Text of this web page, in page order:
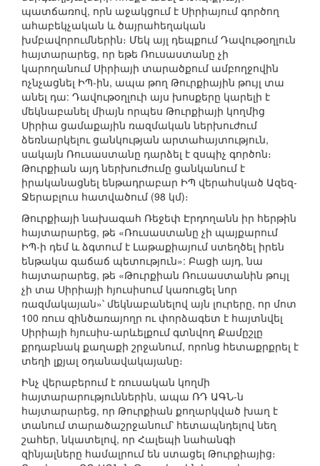
պատճառով, որն աջակցում է Սիրիայում գործող
ահաբեկչական և ծայրահեղական
խմբավորումներին։ Մեկ այլ դեպքում Դավութօղլուն
հայտարարեց, որ եթե Ռուսաստանը չի
կարողանում Սիրիայի տարածքում ամբողջովին
ոչնչացնել ԻՊ-ին, ապա թող Թուրքիային թույլ տա
անել դա: Դավութօղլուի այս խոսքերը կարելի է
մեկնաբանել միայն որպես Թուրքիայի կողմից
Սիրիա ցամաքային ռազմական ներխուժում
ձեռնարկելու ցանկության արտահայտություն,
սակայն Ռուսաստանը դարձել է զսպիչ գործոն։
Թուրքիան այդ ներխուժումը ցանկանում է
իրականացնել ենթադրաբար ԻՊ վերահսկած Ազեզ-
Ջերաբլուս հատվածում (98 կմ)։
Թուրքիայի նախագահ Ռեջեփ Էրդողանն իր հերթին
հայտարարեց, թե «Ռուսաստանը չի պայքարում
ԻՊ-ի դեմ և ձգտում է Լաթաքիայում ստեղծել իրեն
ենթակա գաճաճ պետություն»: Բացի այդ, նա
հայտարարեց, թե «Թուրքիան Ռուսաստանին թույլ
չի տա Սիրիայի հյուսիսում կառուցել նոր
ռազմակայան»՝ մեկնաբանելով այն լուրերը, որ մոտ
100 ռուս զինծառայողր ու փորձագետ է հայտնվել
Սիրիայի հյուսիս-արևելքում գտնվող Քամըշլը
քրդաբնակ քաղաքի շրջանում, որոնց հետաքրքրել է
տեղի լքյալ օդանավակայանը։
Ինչ վերաբերում է ռուսական կողմի
հայտարարություններին, ապա ՌԴ ԱԳՆ-ն
հայտարարեց, որ Թուրքիան քողարկված խաղ է
տանում տարածաշրջանում՝ հետապնդելով նեղ
շահեր, նկատելով, որ Հալեպի նահանգի
զինյալները համալրում են ստացել Թուրքիայից։